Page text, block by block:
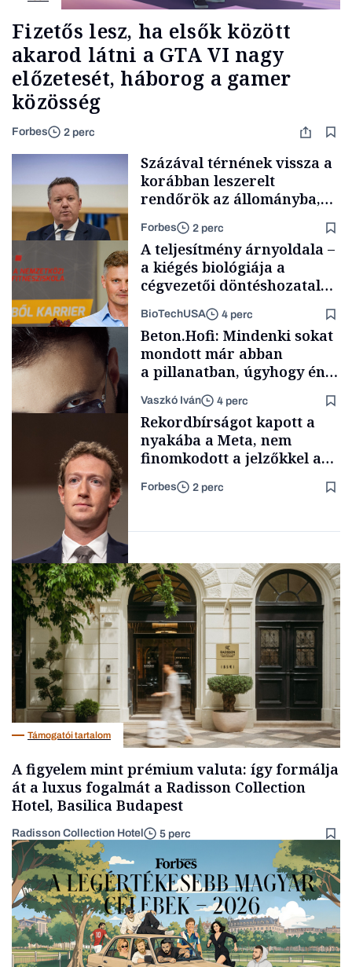
Fizetős lesz, ha elsők között
akarod látni a GTA VI nagy
előzetesét, háborog a gamer
közösség
Forbes 2 perc
Társadalom
Százával térnének vissza a
korábban leszerelt
rendőrök az állományba,
Pósfai Gábor elárulta, hol
tart a folyamat
Forbes 2 perc
Content Lab HUB
A teljesítmény árnyoldala –
a kiégés biológiája a
cégvezetői döntéshozatal
BioTechUSA 4 perc
Forbes-sztori
Beton.Hofi: Mindenki sokat
mondott már abban
a pillanatban, úgyhogy én
a legsarkosabb
gondolataimat akartam
kimondani
Vaszkó Iván 4 perc
Társadalom
Rekordbírságot kapott a
nyakába a Meta, nem
finomkodott a jelzőkkel az
illetékes bíróság
Forbes 2 perc
Támogatói tartalom
A figyelem mint prémium valuta: így formálja
át a luxus fogalmát a Radisson Collection
Hotel, Basilica Budapest
Radisson Collection Hotel 5 perc